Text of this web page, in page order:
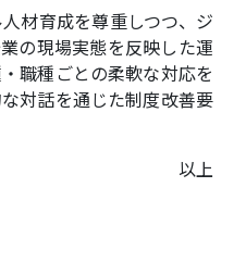
材育成を尊重しつつ、ジ
の現場実態を反映した運
職種ごとの柔軟な対応を
対話を通じた制度改善要
以上